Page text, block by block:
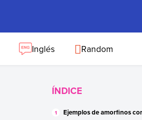
Inglés Random
ÍNDICE
Ejemplos de amorfinos